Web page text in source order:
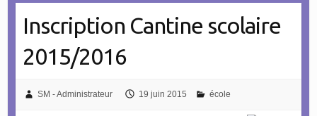
Inscription Cantine scolaire
2015/2016
SM - Administrateur 19 juin 2015 école